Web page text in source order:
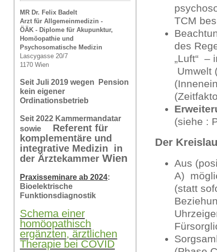
MR Dr. Felix Badelt
Arzt für Allgemeinmedizin -
ÖÄK - Diplome für Akupunktur,
Homöopathie und
Psychosomatische Medizin
Lascygasse 20/7
1170 Wien
Seit Juli 2019 wegen Pension
kein eigener
Ordinationsbetrieb
Seit 2022 Kammermandatar
sowie
Referent für
komplementäre und
integrative Medizin in
der Ärztekammer Wien
Praxisseminare ab 2024:
Bioelektrische
Funktionsdiagnostik
Schema einer
homöopathisch
ergänzten, ärztlichen
Therapie bei COVID
TCM
des
„Luft“
Umwelt
(siehe :
Der
Aus
A)
(statt